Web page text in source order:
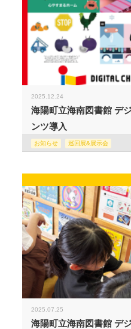
2025.12.24
海陽町立海南図書館 デ
ンツ導入
お知らせ 巡回展&展示会
2025.07.25
海陽町立海南図書館 デ